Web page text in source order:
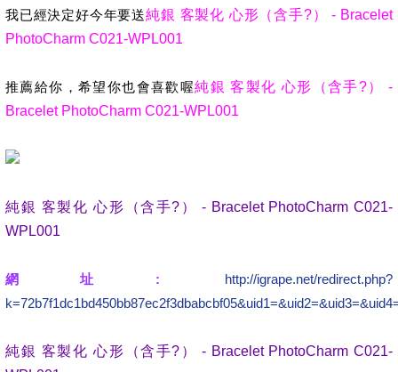
我已經決定好今年要送純銀 客製化 心形（含手?） - Bracelet
PhotoCharm C021-WPL001
推薦給你，希望你也會喜歡喔純銀 客製化 心形（含手?） -
Bracelet PhotoCharm C021-WPL001
純銀 客製化 心形（含手?） - Bracelet PhotoCharm C021-
WPL001
網址:
http://igrape.net/redirect.php?
純銀 客製化 心形（含手?） - Bracelet PhotoCharm C021-